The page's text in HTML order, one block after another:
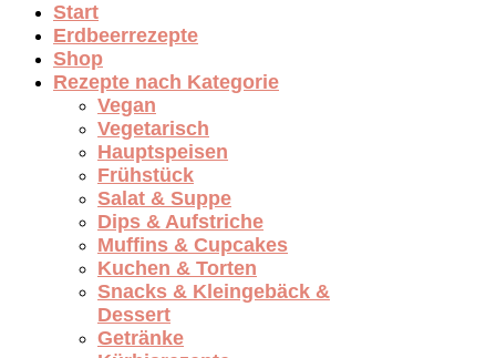
Start
Erdbeerrezepte
Shop
Rezepte nach Kategorie
Vegan
Vegetarisch
Hauptspeisen
Frühstück
Salat & Suppe
Dips & Aufstriche
Muffins & Cupcakes
Kuchen & Torten
Snacks & Kleingebäck &
Dessert
Getränke